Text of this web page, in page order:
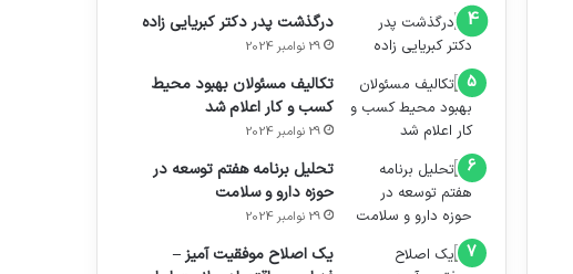
درگذشت پدر دکتر کبریایی زاده
29 نوامبر 2024
تکالیف مسئولان بهبود محیط
کسب و کار اعلام شد
29 نوامبر 2024
تحلیل برنامه هفتم توسعه در
حوزه دارو و سلامت
29 نوامبر 2024
یک اصلاح موفقیت آمیز –